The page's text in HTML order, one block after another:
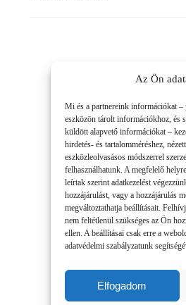
Az Ön
Mi és a partnereink információkat
eszközön tárolt információkhoz, és
küldött alapvető információkat –
hirdetés- és tartalomméréshez,
eszközleolvasásos módszerrel
felhasználhatunk. A megfelelő
leírtak szerint adatkezelést
hozzájárulást, vagy a hozzájárulás
megváltoztathatja beállításait.
nem feltétlenül szükséges az Ön
ellen. A beállításai csak erre a
adatvédelmi szabályzatunk
Elfogadom